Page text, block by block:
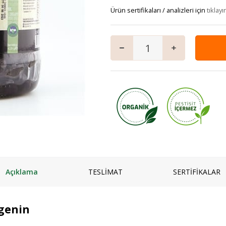
Keçi
Manda
Kaymaklı
Jersey Yoğurt
Yoğurt mayası
Salam
Granola
ve Kek Karışımları
Tatlı
Vegan Ürünler
Anne & Çocuk
Çorbalar
Ana Yemekler
Zeytinyağlılar
ve Jeli
Ürün sertifikaları / analizleri için
Açıklama TESLİMAT SERTİFİKALAR